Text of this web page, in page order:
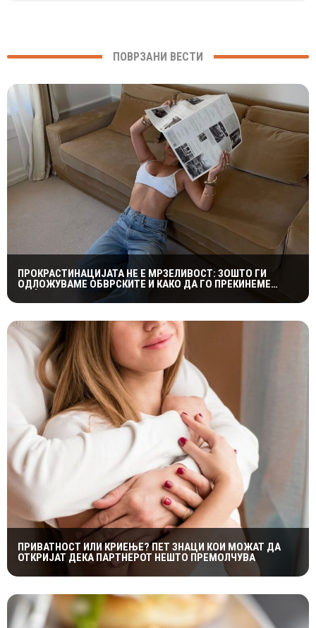
ПОВРЗАНИ ВЕСТИ
ПРОКРАСТИНАЦИЈАТА НЕ Е МРЗЕЛИВОСТ: ЗОШТО ГИ
ОДЛОЖУВАМЕ ОБВРСКИТЕ И КАКО ДА ГО ПРЕКИНЕМЕ
МАЃЕПСАНИОТ КРУГ
ПРИВАТНОСТ ИЛИ КРИЕЊЕ? ПЕТ ЗНАЦИ КОИ МОЖАТ ДА
ОТКРИЈАТ ДЕКА ПАРТНЕРОТ НЕШТО ПРЕМОЛЧУВА